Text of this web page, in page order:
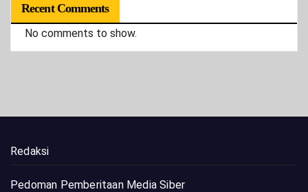
Recent Comments
No comments to show.
Redaksi
Pedoman Pemberitaan Media Siber